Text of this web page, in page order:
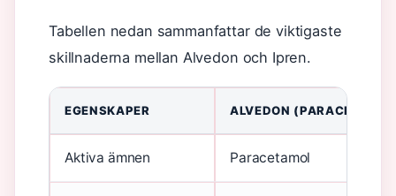
Tabellen nedan sammanfattar de viktigaste
skillnaderna mellan Alvedon och Ipren.
EGENSKAPER ALVEDON
Aktiva ämnen Paracetamol